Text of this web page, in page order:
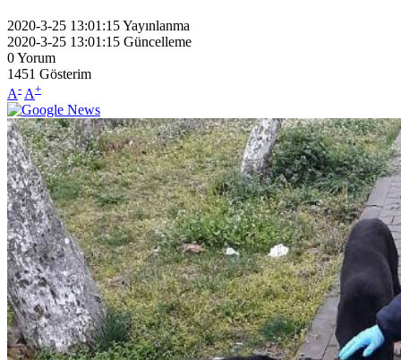
2020-3-25 13:01:15Yayınlanma
2020-3-25 13:01:15 Güncelleme
0Yorum
1451 Gösterim
A- A+